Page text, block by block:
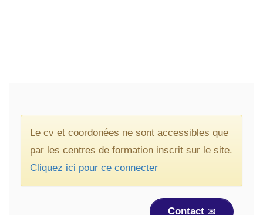
Le cv et coordonées ne sont accessibles que
par les centres de formation inscrit sur le site.
Cliquez ici pour ce connecter
Contact